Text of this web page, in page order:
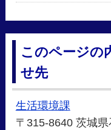
このページの
せ先
生活環境課
〒315-8640 茨城